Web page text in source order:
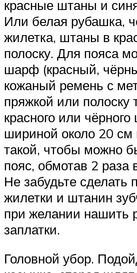
красные штаны и
Или белая рубашка,
жилетка, штаны в
полоску. Для пояса
шарф (красный,
кожаный ремень с
пряжкой или полоску
красного или чёрного
шириной около 20 см
такой, чтобы можно
пояс, обмотав 2 раза
Не забудьте сделать
жилетки и штанин
при желании нашить
заплатки.
Головной убор.